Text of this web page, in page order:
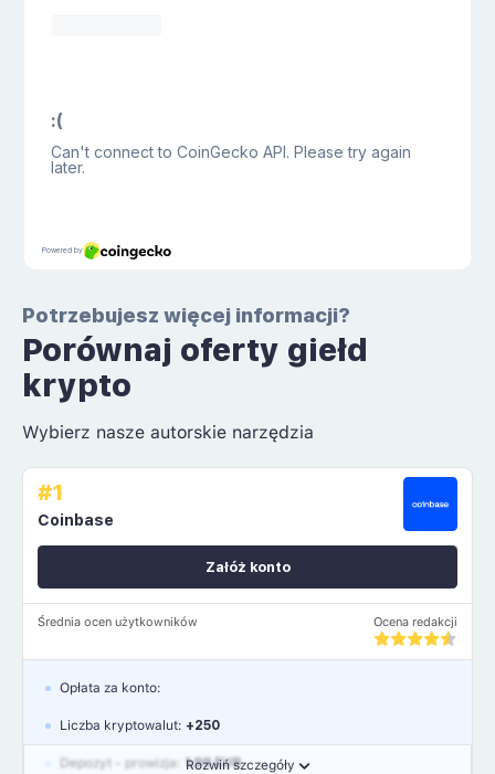
Potrzebujesz więcej informacji?
Porównaj oferty giełd
krypto
Wybierz nasze autorskie narzędzia
#1
Coinbase
Średnia ocen użytkowników Ocena redakcji
Załóż konto
Rozwiń szczegóły
Opłata za konto:
Liczba kryptowalut: +250
Depozyt - prowizja: 1.99 EUR